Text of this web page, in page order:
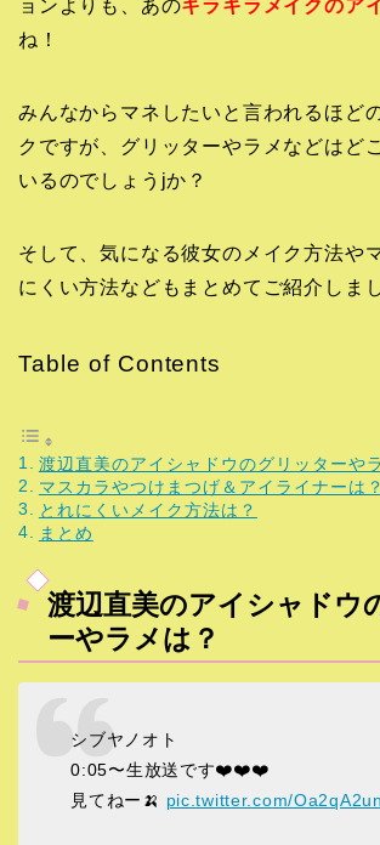
ョンよりも、あのキラキラメイクのア
ね！
みんなからマネしたいと言われるほど
クですが、グリッターやラメなどはど
いるのでしょうjか？
そして、気になる彼女のメイク方法や
にくい方法などもまとめてご紹介しま
Table of Contents
渡辺直美のアイシャドウのグリッターや
マスカラやつけまつげ＆アイライナーは？
とれにくいメイク方法は？
まとめ
渡辺直美のアイシャドウ
ーやラメは？
シブヤノオト
0:05〜生放送です❤️❤️❤️
見てねー🍌 pic.twitter.com/